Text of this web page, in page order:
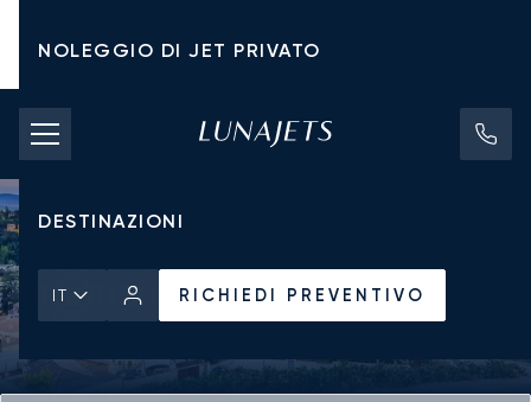
NOLEGGIO DI JET PRIVATO
TARIFFE DI NOLEGGIO
JET PRIVATI
DESTINAZIONI
IT RICHIEDI PREVENTIVO